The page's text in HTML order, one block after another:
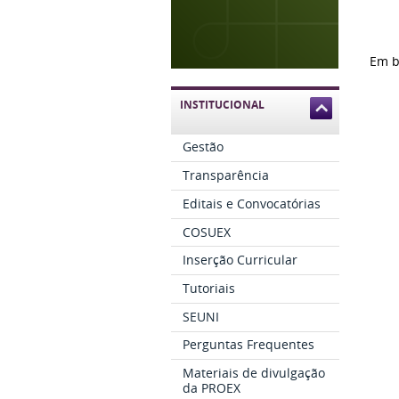
INSTITUCIONAL
Gestão
Transparência
Editais e Convocatórias
COSUEX
Inserção Curricular
Tutoriais
SEUNI
Perguntas Frequentes
Materiais de divulgação
da PROEX
Em